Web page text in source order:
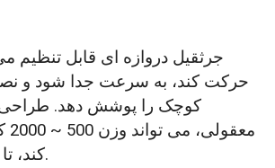
جرثقیل دروازه ای قابل تنظیم
حرکت کند، به سرعت جدا شود و
کوچک را پوشش دهد. طراحی
کند، تا 8 متر طول دارد.